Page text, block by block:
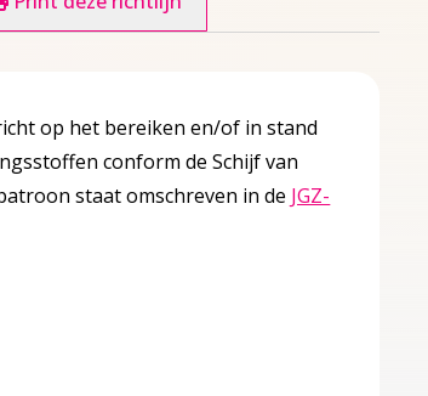
op het bereiken en/of in stand
conform de Schijf van
staat omschreven in de JGZ-